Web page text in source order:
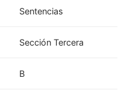
Sentencias
Sección Tercera
B